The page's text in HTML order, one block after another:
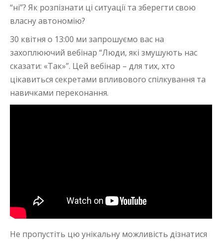
“ні”? Як розпізнати ці ситуації та зберегти свою
власну автономію?
30 квітня о 13:00 ми запрошуємо вас на
захоплюючий вебінар “Люди, які змушують нас
сказати: «Так»”. Цей вебінар – для тих, хто
цікавиться секретами впливового спілкування та
навичками переконання.
Не пропустіть цю унікальну можливість дізнатися